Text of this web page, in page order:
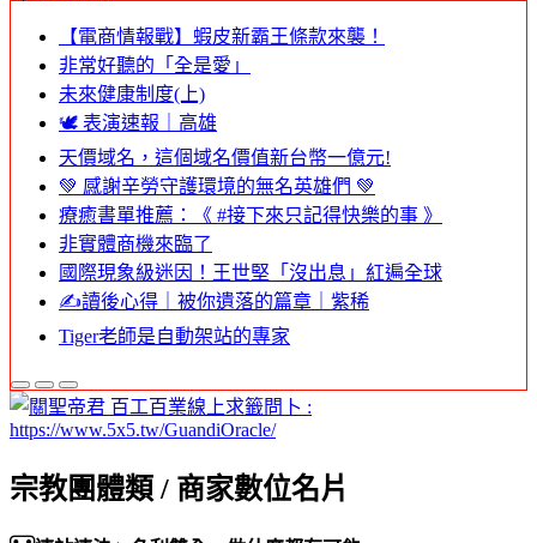
【電商情報戰】蝦皮新霸王條款來襲！
非常好聽的「全是愛」
未來健康制度(上)
🕊️ 表演速報｜高雄
天價域名，這個域名價值新台幣一億元!
💚 感謝辛勞守護環境的無名英雄們 💚
療癒書單推薦：《 #接下來只記得快樂的事 》
非實體商機來臨了
國際現象級迷因！王世堅「沒出息」紅遍全球
✍️讀後心得｜被你遺落的篇章｜紫稀
Tiger老師是自動架站的專家
宗教團體類 / 商家數位名片